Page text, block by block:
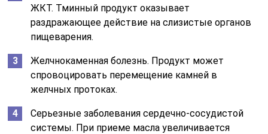
ЖКТ. Тминный продукт оказывает
раздражающее действие на слизистые органов
пищеварения.
Желчнокаменная болезнь. Продукт может
спровоцировать перемещение камней в
желчных протоках.
Серьезные заболевания сердечно-сосудистой
системы. При приеме масла увеличивается